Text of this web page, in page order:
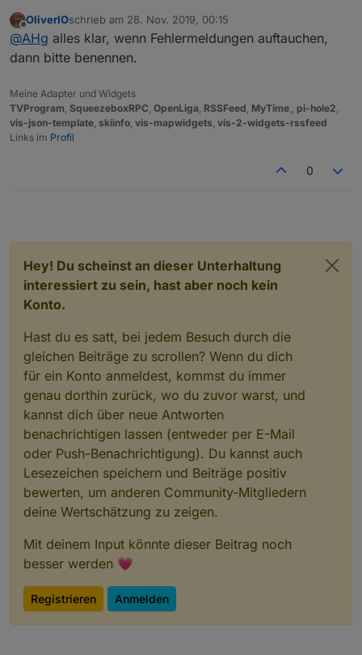
Offline
OliverIOschrieb am 28. Nov. 2019, 00:15
zuletzt editiert von
@AHg alles klar, wenn Fehlermeldungen auftauchen,
dann bitte benennen.
Meine Adapter und Widgets
TVProgram SqueezeboxRPC OpenLiga RSSFeed MyTime pi-hole2
vis-json-template skiinfo vis-mapwidgets vis-2-widgets-rssfeed
Links im Profil
0
Hey! Du scheinst an dieser Unterhaltung
interessiert zu sein, hast aber noch kein
Konto.
Hast du es satt, bei jedem Besuch durch die
gleichen Beiträge zu scrollen? Wenn du dich
für ein Konto anmeldest, kommst du immer
genau dorthin zurück, wo du zuvor warst, und
kannst dich über neue Antworten
benachrichtigen lassen (entweder per E-Mail
oder Push-Benachrichtigung). Du kannst auch
Lesezeichen speichern und Beiträge positiv
bewerten, um anderen Community-Mitgliedern
deine Wertschätzung zu zeigen.
Mit deinem Input könnte dieser Beitrag noch
besser werden 💗
Registrieren Anmelden